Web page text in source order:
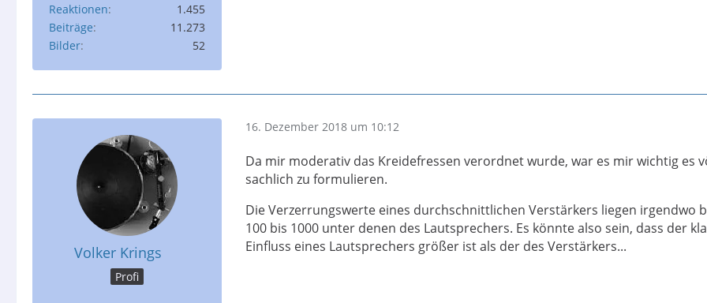
Reaktionen
1.455
Beiträge
11.273
Bilder
52
Volker Krings
Profi
16. Dezember 2018 um 10:12
Da mir moderativ das Kreidefressen verordnet wurde, war es mir wichtig es
sachlich zu formulieren.
Die Verzerrungswerte eines durchschnittlichen Verstärkers liegen irgendwo
100 bis 1000 unter denen des Lautsprechers. Es könnte also sein, dass der
Einfluss eines Lautsprechers größer ist als der des Verstärkers...